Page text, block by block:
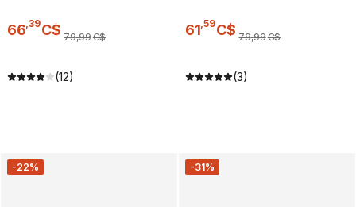
66,39C$ 79,99C$
(12)
61,59C$ 79,99C$
(3)
-22% -31%